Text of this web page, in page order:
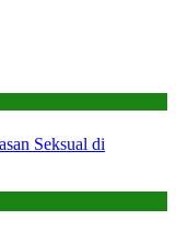
Seksual di